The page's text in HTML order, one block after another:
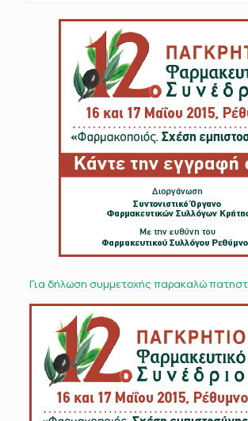
Για δήλωση συμμετοχής παρακαλώ